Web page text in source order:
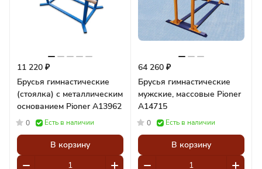
11 220 ₽
Брусья гимнастические
(стоялка) с металлическим
основанием Pioner A13962
0 Есть в наличии
В корзину
64 260 ₽
Брусья гимнастические
мужские, массовые Pioner
A14715
0 Есть в наличии
В корзину